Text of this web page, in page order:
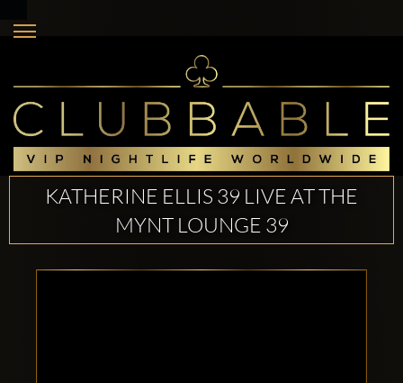
KATHERINE ELLIS 39 LIVE AT THE
MYNT LOUNGE 39